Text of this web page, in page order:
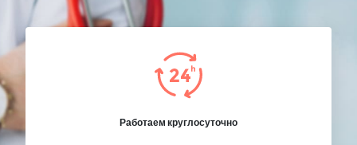
Работаем круглосуточно